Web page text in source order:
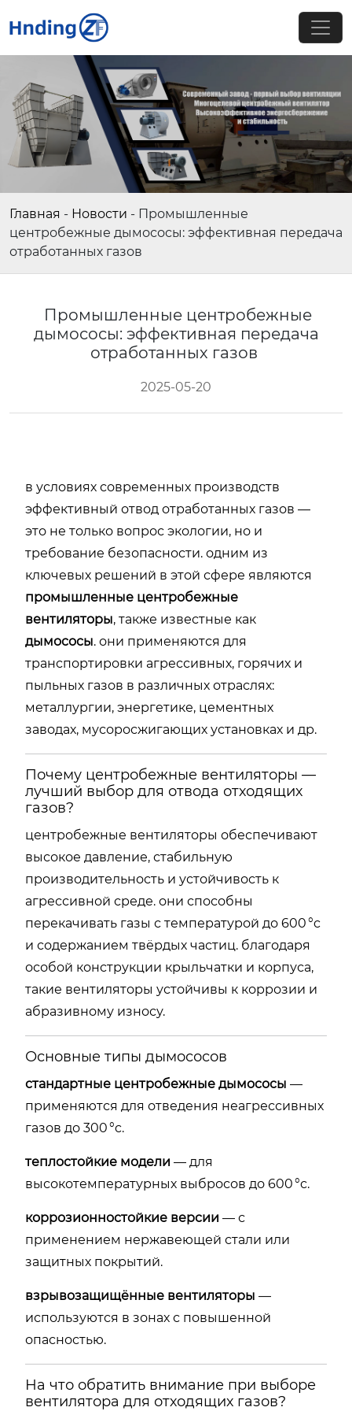
Главная - Новости - Промышленные
центробежные дымососы: эффективная передача
отработанных газов
Промышленные центробежные
дымососы: эффективная передача
отработанных газов
2025-05-20
в условиях современных производств
эффективный отвод отработанных газов —
это не только вопрос экологии, но и
требование безопасности. одним из
ключевых решений в этой сфере являются
промышленные центробежные
вентиляторы, также известные как
дымососы. они применяются для
транспортировки агрессивных, горячих и
пыльных газов в различных отраслях:
металлургии, энергетике, цементных
заводах, мусоросжигающих установках и др.
Почему центробежные вентиляторы —
лучший выбор для отвода отходящих
газов?
центробежные вентиляторы обеспечивают
высокое давление, стабильную
производительность и устойчивость к
агрессивной среде. они способны
перекачивать газы с температурой до 600 °c
и содержанием твёрдых частиц. благодаря
особой конструкции крыльчатки и корпуса,
такие вентиляторы устойчивы к коррозии и
абразивному износу.
Основные типы дымососов
стандартные центробежные дымососы —
применяются для отведения неагрессивных
газов до 300 °c.
теплостойкие модели — для
высокотемпературных выбросов до 600 °c.
коррозионностойкие версии — с
применением нержавеющей стали или
защитных покрытий.
взрывозащищённые вентиляторы —
используются в зонах с повышенной
опасностью.
На что обратить внимание при выборе
вентилятора для отходящих газов?